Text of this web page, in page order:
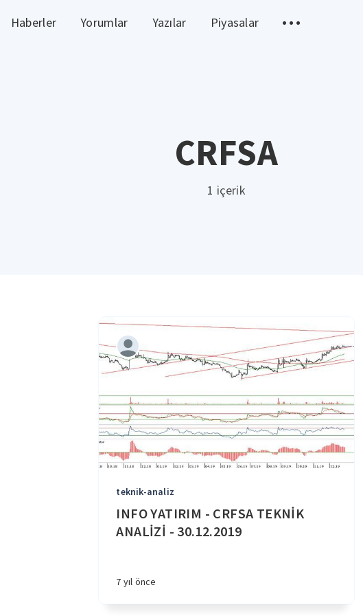
Haberler Yorumlar Yazılar Piyasalar
CRFSA
1 içerik
teknik-analiz
INFO YATIRIM - CRFSA TEKNİK
ANALİZİ - 30.12.2019
7 yıl önce